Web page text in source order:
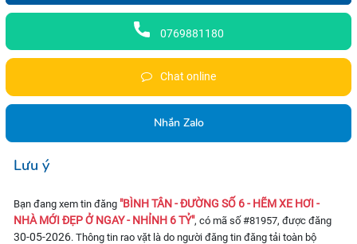
0769881180
Chat online
Nhắn Zalo
Lưu ý
Bạn đang xem tin đăng "BÌNH TÂN - ĐƯỜNG SỐ 6 - HẼM XE HƠI -
NHÀ MỚI ĐẸP Ở NGAY - NHỈNH 6 TỶ", có mã số #81957, được đăng
30-05-2026. Thông tin rao vặt là do người đăng tin đăng tải toàn bộ